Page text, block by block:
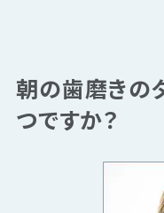
朝の歯磨きの
つですか？